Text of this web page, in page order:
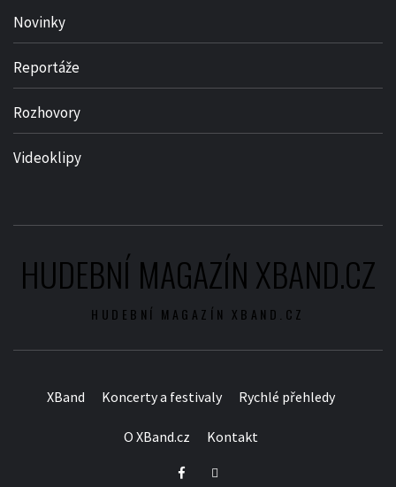
Novinky
Reportáže
Rozhovory
Videoklipy
HUDEBNÍ MAGAZÍN XBAND.CZ
HUDEBNÍ MAGAZÍN XBAND.CZ
XBand Koncerty a festivaly Rychlé přehledy
O XBand.cz Kontakt
FacebookTwitter